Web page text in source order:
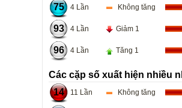
75 4 Lần Không tăng
93 4 Lần Giảm 1
96 4 Lần Tăng 1
Các cặp số xuất hiện nhiều
14
11 Lần Không tăng